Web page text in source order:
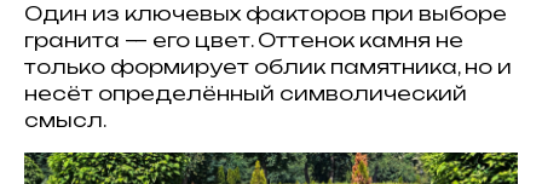
Один из ключевых факторов при выборе
гранита — его цвет. Оттенок камня не
только формирует облик памятника, но и
несёт определённый символический
смысл.